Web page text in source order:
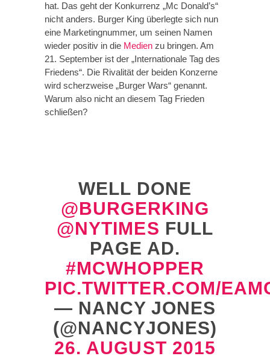
hat. Das geht der Konkurrenz „Mc Donald’s“
nicht anders. Burger King überlegte sich nun
eine Marketingnummer, um seinen Namen
wieder positiv in die Medien zu bringen. Am
21. September ist der „Internationale Tag des
Friedens“. Die Rivalität der beiden Konzerne
wird scherzweise „Burger Wars“ genannt.
Warum also nicht an diesem Tag Frieden
schließen?
WELL DONE
@BURGERKING
@NYTIMES FULL
PAGE AD.
#MCWHOPPER
PIC.TWITTER.COM/
— NANCY JONES
(@NANCYJONES)
26. AUGUST 2015